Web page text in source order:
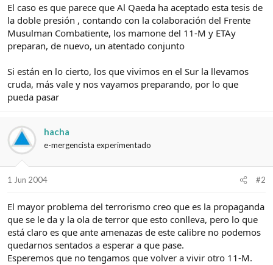
El caso es que parece que Al Qaeda ha aceptado esta tesis de
la doble presión , contando con la colaboración del Frente
Musulman Combatiente, los mamone del 11-M y ETAy
preparan, de nuevo, un atentado conjunto
Si están en lo cierto, los que vivimos en el Sur la llevamos
cruda, más vale y nos vayamos preparando, por lo que
pueda pasar
hacha
e-mergencista experimentado
1 Jun 2004 #2
El mayor problema del terrorismo creo que es la propaganda
que se le da y la ola de terror que esto conlleva, pero lo que
está claro es que ante amenazas de este calibre no podemos
quedarnos sentados a esperar a que pase.
Esperemos que no tengamos que volver a vivir otro 11-M.